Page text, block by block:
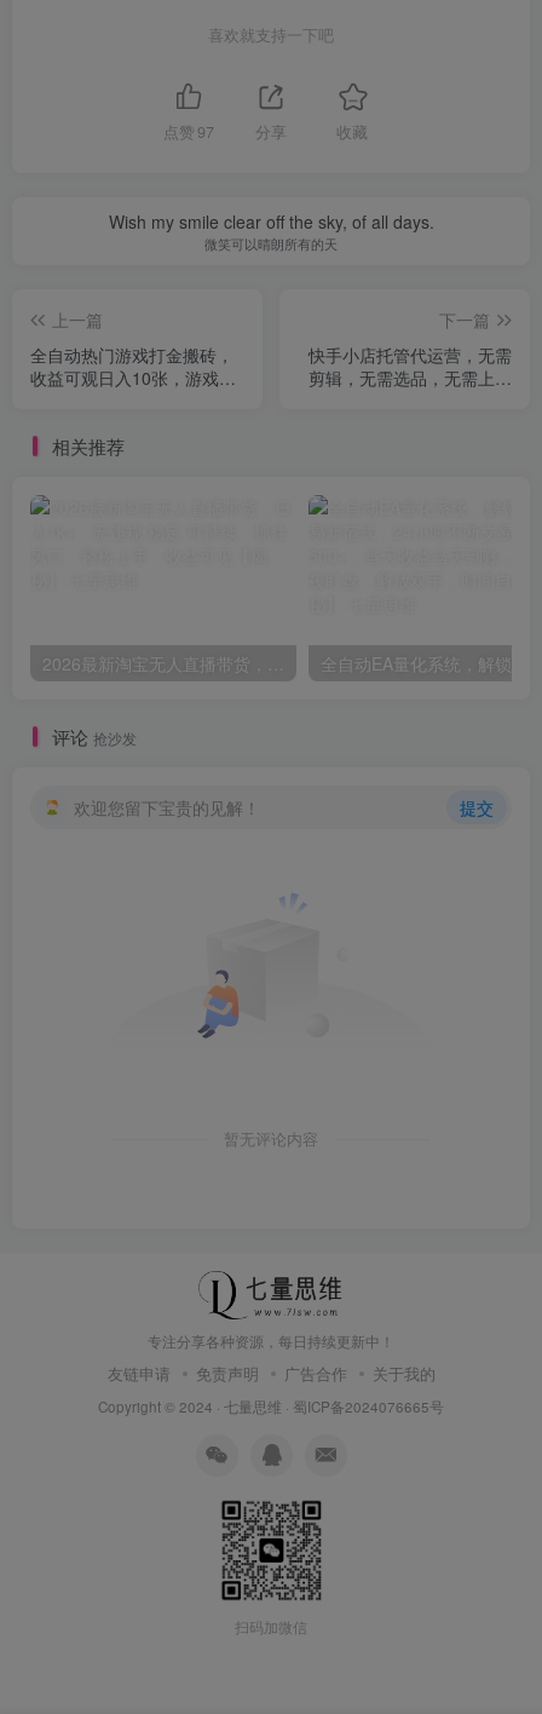
喜欢就支持一下吧
点赞 97 分享 收藏
Wish my smile clear off the sky, of all days.
微笑可以晴朗所有的天
上一篇
全自动热门游戏打金搬砖，
收益可观日入10张，游戏内
下一篇
快手小店托管代运营，无需
剪辑，无需选品，无需上传
相关推荐
评论 抢沙发
欢迎您留下宝贵的见解！ 提交
暂无评论内容
专注分享各种资源，每日持续更新中！
友链申请 免责声明 广告合作 关于我的
Copyright © 2024 · 七量思维 · 蜀ICP备2024076665号
扫码加微信